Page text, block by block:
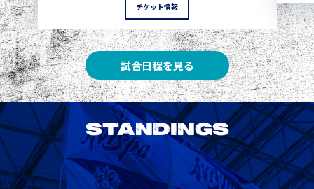
チケット情報
試合日程を見る
STANDINGS